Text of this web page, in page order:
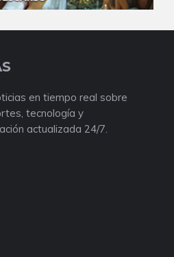
en tiempo real sobre
tecnología y
actualizada 24/7.